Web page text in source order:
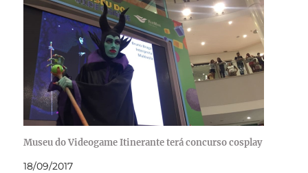
Museu do Videogame Itinerante terá concurso cosplay
18/09/2017